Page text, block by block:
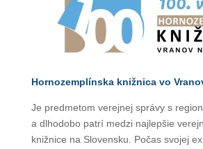
Hornozemplínska knižnica vo
Je predmetom verejnej správy s
a dlhodobo patrí medzi najlepšie
knižnice na Slovensku. Počas svojej